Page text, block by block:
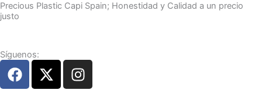
Precious Plastic Capi Spain; Honestidad y Calidad a un precio
justo
Síguenos:
F
a
X
-
I
n